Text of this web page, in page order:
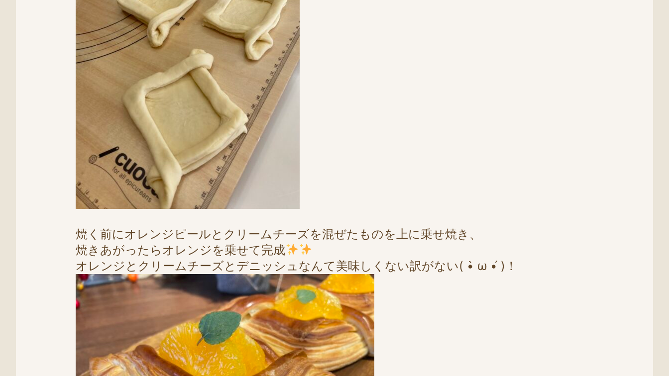
焼く前にオレンジピールとクリームチーズを混ぜたものを上に乗せ焼き、
焼きあがったらオレンジを乗せて完成
オレンジとクリームチーズとデニッシュなんて美味しくない訳がない( •̀ ω •́ )！